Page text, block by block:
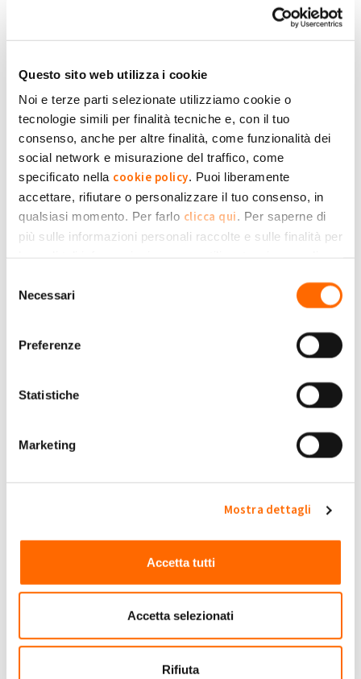
Questo sito web utilizza i cookie
Noi e terze parti selezionate utilizziamo cookie o
tecnologie simili per finalità tecniche e, con il tuo
consenso, anche per altre finalità, come funzionalità dei
social network e misurazione del traffico, come
specificato nella cookie policy. Puoi liberamente
accettare, rifiutare o personalizzare il tuo consenso, in
qualsiasi momento. Per farlo clicca qui. Per saperne di
più sulle informazioni personali raccolte e sulle finalità per
le quali tali informazioni saranno utilizzate, si prega di
delNecessari
Preferenze
Statistiche
Marketing
Mostra dettagli
Accetta tutti
Accetta selezionati
Rifiuta
» Lun, 05/10/2020 -
11:11
1
diRoberto Bellamoli» Gio, 04/02/2021 -
18:47
Acquisto batteria Tesla powerwall
2
di Luigino Stanziano» Lun, 18/01/2021 -
21:03
1
Fatture GSE - E.DISTRIBUZIONE
Sergio Sanna
18:15
Cosa succede all'impianto?
2
» Mer, 29/07/2020 -
Mancata installazione del
contatore di Produzione
ramamaghesci» Ven, 20/03/2015 -
08:35
Regione Sardegna, tempistiche
diMario Delrio» Gio, 26/03/2015 - 15:36
preventivo per moduli, quali